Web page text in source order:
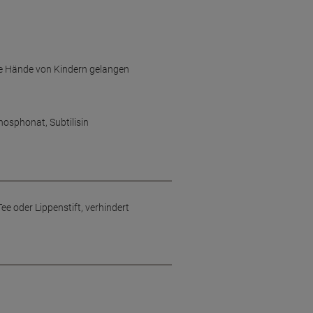
von Kindern gelangen
Subtilisin
oder Lippenstift, verhindert